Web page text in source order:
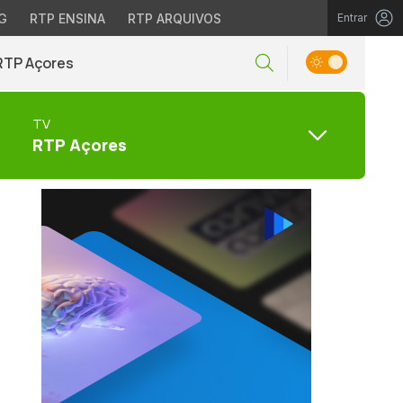
RTP ENSINA RTP ARQUIVOS Entrar
Açores
TV
RTP Açores